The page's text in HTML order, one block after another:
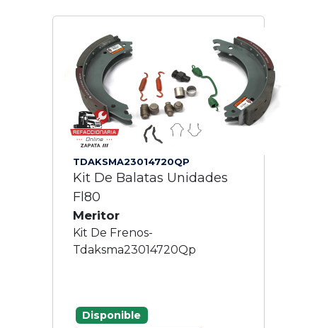
TDAKSMA23014720QP
Kit De Balatas Unidades
Fl80
Meritor
Kit De Frenos-
Tdaksma23014720Qp
Disponible